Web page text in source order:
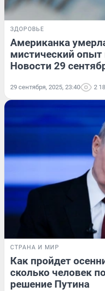
ЗДОРОВЬЕ
Американка
мистический
Новости 29
29 сентября, 2025, 23:40 2
СТРАНА И МИР
Как пройдет
сколько человек
решение Путина